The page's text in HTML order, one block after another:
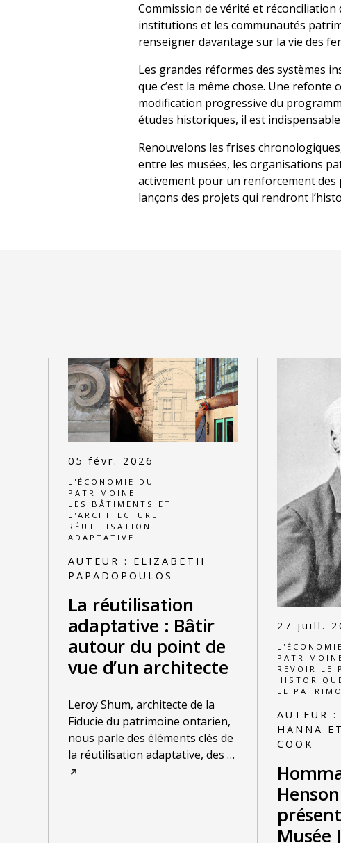
Commission de vérité et réconciliation
institutions et les communautés
renseigner davantage sur la vie des
Les grandes réformes des systèmes
que c’est la même chose. Une
modification progressive du
études historiques, il est
Renouvelons les frises
entre les musées, les organisations
activement pour un renforcement
lançons des projets qui rendront
05 févr. 2026
L'ÉCONOMIE DU
PATRIMOINE
LES BÂTIMENTS ET
L'ARCHITECTURE
RÉUTILISATION
ADAPTATIVE
AUTEUR : ELIZABETH
PAPADOPOULOS
La réutilisation
adaptative : Bâtir
autour du point de
vue d’un architecte
Leroy Shum, architecte de la
Fiducie du patrimoine ontarien,
nous parle des éléments clés de
la réutilisation adaptative, des …
27 juill.
REVOIR LE
LE
AUTEUR :
HANNA
COOK
Musée